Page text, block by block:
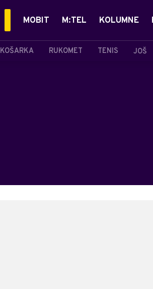
KOŠARKA RUKOMET TENIS JOŠ
MOBIT M:TEL KOLUMNE